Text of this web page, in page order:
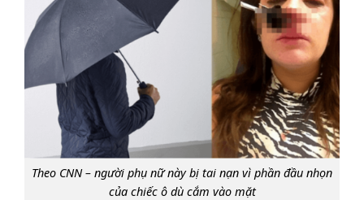
Theo CNN – người phụ nữ này bị tai nạn vì phần đầu nhọn
của chiếc ô dù cắm vào mặt